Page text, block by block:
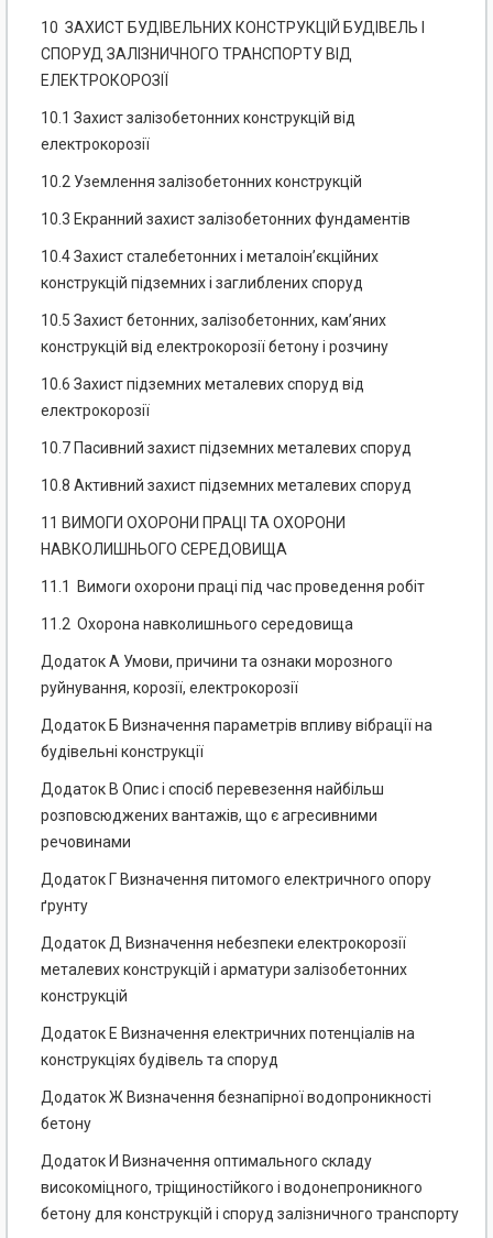
10 ЗАХИСТ БУДІВЕЛЬНИХ КОНСТРУКЦІЙ БУДІВЕЛЬ І
СПОРУД ЗАЛІЗНИЧНОГО ТРАНСПОРТУ ВІД
ЕЛЕКТРОКОРОЗІЇ
10.1 Захист залізобетонних конструкцій від
електрокорозії
10.2 Уземлення залізобетонних конструкцій
10.3 Екранний захист залізобетонних фундаментів
10.4 Захист сталебетонних і металоін’єкційних
конструкцій підземних і заглиблених споруд
10.5 Захист бетонних, залізобетонних, кам’яних
конструкцій від електрокорозіїбетону і розчину
10.6 Захист підземних металевих споруд від
електрокорозії
10.7 Пасивний захист підземних металевих споруд
10.8 Активний захист підземних металевих споруд
11 ВИМОГИ ОХОРОНИ ПРАЦІ ТА ОХОРОНИ
НАВКОЛИШНЬОГО СЕРЕДОВИЩА
11.1 Вимоги охорони праці під час проведення робіт
11.2 Охорона навколишнього середовища
Додаток А Умови, причини та ознаки морозного
руйнування, корозії, електрокорозії
Додаток Б Визначення параметрів впливу вібрації на
будівельні конструкції
Додаток В Опис і спосіб перевезення найбільш
розповсюджених вантажів, що є агресивними
речовинами
Додаток Г Визначення питомого електричного опору
ґрунту
Додаток Д Визначення небезпеки електрокорозії
металевих конструкцій і арматури залізобетонних
конструкцій
Додаток Е Визначення електричних потенціалів на
конструкціях будівель та споруд
Додаток Ж Визначення безнапірної водопроникності
бетону
Додаток И Визначення оптимального складу
високоміцного, тріщиностійкого і водонепроникного
бетону для конструкцій і споруд залізничного транспорту